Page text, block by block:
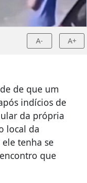
A- A+
de que um
indícios de
da própria
local da
tenha se
que